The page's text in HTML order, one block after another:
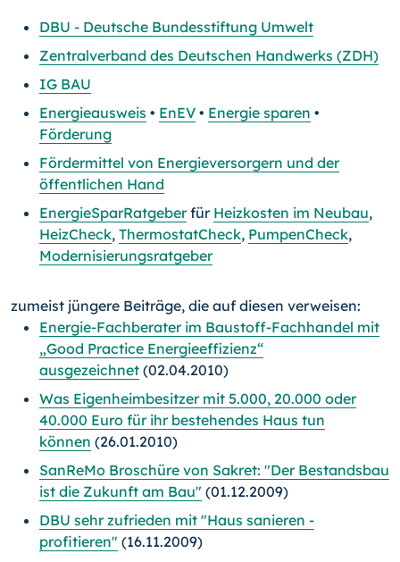
DBU - Deutsche Bundesstiftung Umwelt
Zentralverband des Deutschen Handwerks (ZDH)
IG BAU
Energieausweis • EnEV • Energie sparen •
Förderung
Fördermittel von Energieversorgern und der
öffentlichen Hand
EnergieSparRatgeberfür Heizkosten im Neubau,
HeizCheck, ThermostatCheck, PumpenCheck,
Modernisierungsratgeber
zumeist jüngere Beiträge, die auf diesen verweisen:
Energie-Fachberater im Baustoff-Fachhandel mit
„Good Practice Energieeffizienz“
ausgezeichnet (02.04.2010)
Was Eigenheimbesitzer mit 5.000, 20.000 oder
40.000 Euro für ihr bestehendes Haus tun
können (26.01.2010)
SanReMo Broschüre von Sakret: "Der Bestandsbau
ist die Zukunft am Bau" (01.12.2009)
DBU sehr zufrieden mit "Haus sanieren -
profitieren" (16.11.2009)